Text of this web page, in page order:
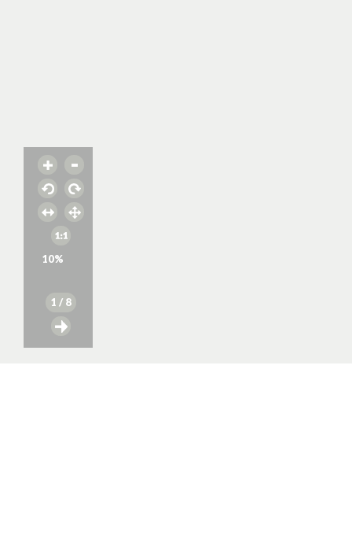
10%
1 / 8